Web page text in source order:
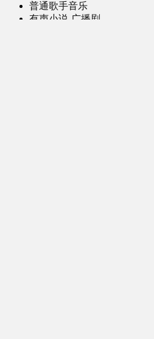
普通歌手音乐
有声小说-广播剧